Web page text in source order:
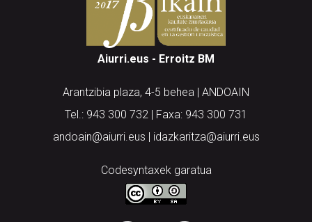
Aiurri.eus - Erroitz BM
Arantzibia plaza, 4-5 behea | ANDOAIN
Tel.: 943 300 732 | Faxa: 943 300 731
andoain@aiurri.eus | idazkaritza@aiurri.eus
Codesyntaxek garatua